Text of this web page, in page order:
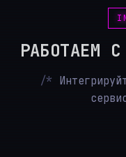
РАБОТАЕМ